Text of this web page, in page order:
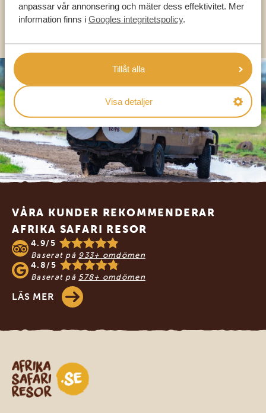
anpassar vår annonsering och mäter dess effektivitet. Mer
information finns i Googles integritetspolicy.
Tillåt alla
Visa detaljer
OLIKA LÄNDER
Footer
VÅRA KUNDER REKOMMENDERAR
AFRIKA SAFARI RESOR
4.9/5
Baserat på 933+ omdömen
4.8/5
Baserat på 578+ omdömen
LÄS MER
Safari-resor i Afrika